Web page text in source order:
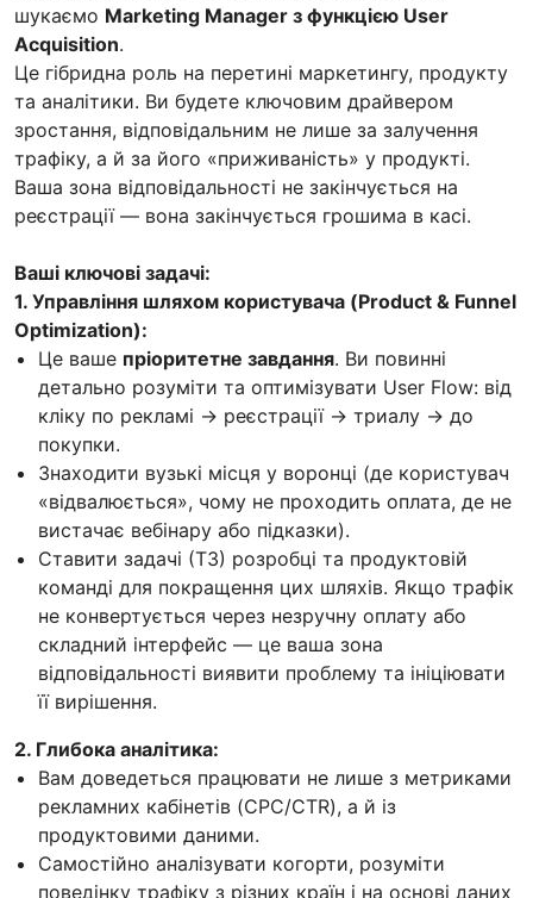
шукаємо Marketing Manager з функцією User
Acquisition.
Це гібридна роль на перетині маркетингу, продукту
та аналітики. Ви будете ключовим драйвером
зростання, відповідальним не лише за залучення
трафіку, а й за його «приживаність» у продукті.
Ваша зона відповідальності не закінчується на
реєстрації — вона закінчується грошима в касі.
Ваші ключові задачі:
1. Управління шляхом користувача (Product & Funnel
Optimization):
Це ваше пріоритетне завдання. Ви повинні
детально розуміти та оптимізувати User Flow: від
кліку по рекламі → реєстрації → триалу → до
покупки.
Знаходити вузькі місця у воронці (де користувач
«відвалюється», чому не проходить оплата, де не
вистачає вебінару або підказки).
Ставити задачі (ТЗ) розробці та продуктовій
команді для покращення цих шляхів. Якщо трафік
не конвертується через незручну оплату або
складний інтерфейс — це ваша зона
відповідальності виявити проблему та ініціювати
її вирішення.
2. Глибока аналітика:
Вам доведеться працювати не лише з метриками
рекламних кабінетів (CPC/CTR), а й із
продуктовими даними.
Самостійно аналізувати когорти, розуміти
поведінку трафіку з різних країн і на основі даних